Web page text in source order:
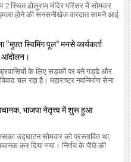
स्थित ढोलूराम मंदिर परिसर में सोमवार
होने की सनसनीखेज वारदात सामने आई
स्विमिंग पूल” मनसे कार्यकर्ता
आंदोलन।
के लिए सड़कों पर बने गड्ढे और
चल रहा है। महाराष्ट्र नवनिर्माण सेना
भाजपा नेतृत्त्व में शुरू हुआ
उद्घाटन सोमवार को प्रस्तावित था,
कर दिया गया। निर्णय के पीछे की